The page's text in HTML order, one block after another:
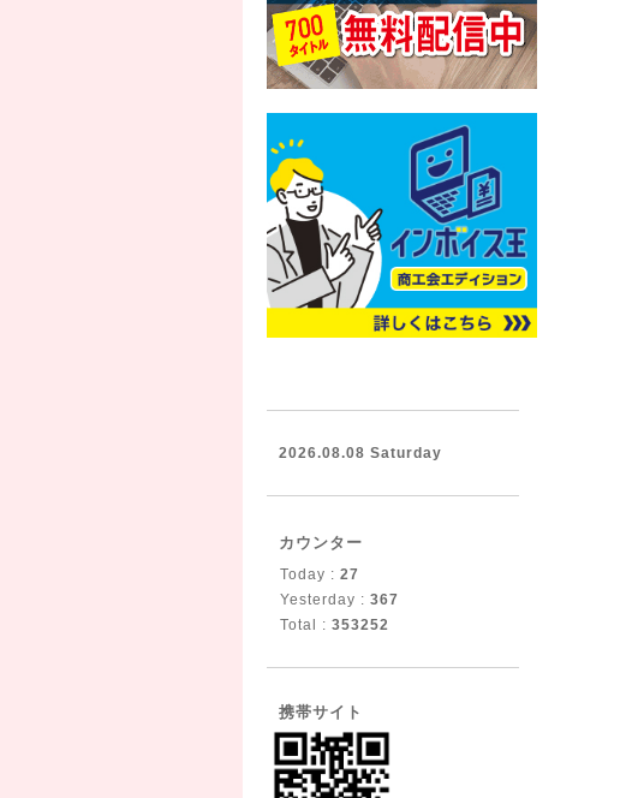
2026.08.08 Saturday
カウンター
Today : 27
Yesterday : 367
Total : 353252
携帯サイト